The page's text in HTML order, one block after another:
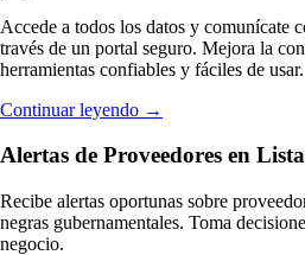
Accede a todos los datos y comunícate
través de un portal seguro. Mejora la
herramientas confiables y fáciles de usar.
Continuar leyendo →
Alertas de Proveedores en
Recibe alertas oportunas sobre
negras gubernamentales. Toma
negocio.